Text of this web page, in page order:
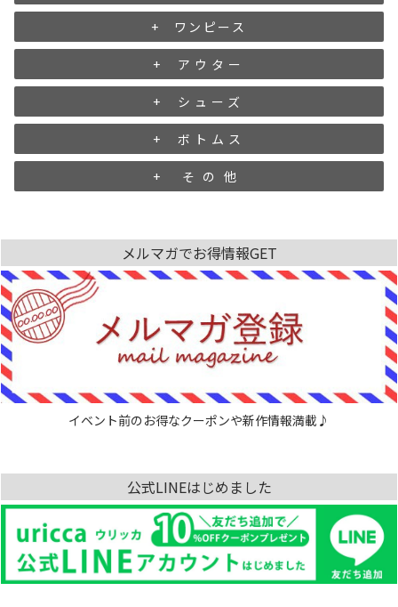
ワンピース
アウター
シューズ
ボトムス
その他
メルマガでお得情報GET
イベント前のお得なクーポンや新作情報満載♪
公式LINEはじめました